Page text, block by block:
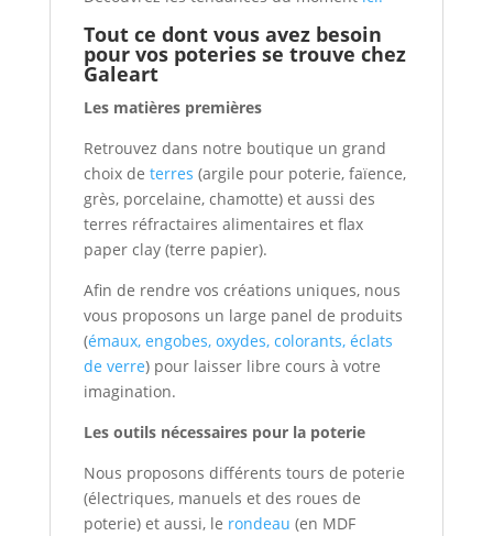
Tout ce dont vous avez besoin
pour vos poteries se trouve chez
Galeart
Les matières premières
Retrouvez dans notre boutique un grand
choix de terres (argile pour poterie, faïence,
grès, porcelaine, chamotte) et aussi des
terres réfractaires alimentaires et flax
paper clay (terre papier).
Afin de rendre vos créations uniques, nous
vous proposons un large panel de produits
(émaux, engobes, oxydes, colorants, éclats
de verre) pour laisser libre cours à votre
imagination.
Les outils nécessaires pour la poterie
Nous proposons différents tours de poterie
(électriques, manuels et des roues de
poterie) et aussi, le rondeau (en MDF